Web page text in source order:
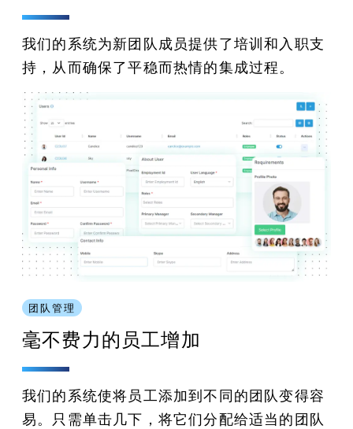
我们的系统为新团队成员提供了培训和入职支
持，从而确保了平稳而热情的集成过程。
团队管理
毫不费力的员工增加
我们的系统使将员工添加到不同的团队变得容
易。只需单击几下，将它们分配给适当的团队